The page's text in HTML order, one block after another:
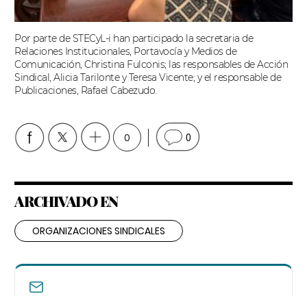
Por parte de STECyL-i han participado la secretaria de
Relaciones Institucionales, Portavocía y Medios de
Comunicación, Christina Fulconis; las responsables de Acción
Sindical, Alicia Tarilonte y Teresa Vicente; y el responsable de
Publicaciones, Rafael Cabezudo.
0 0
ARCHIVADO EN
ORGANIZACIONES SINDICALES